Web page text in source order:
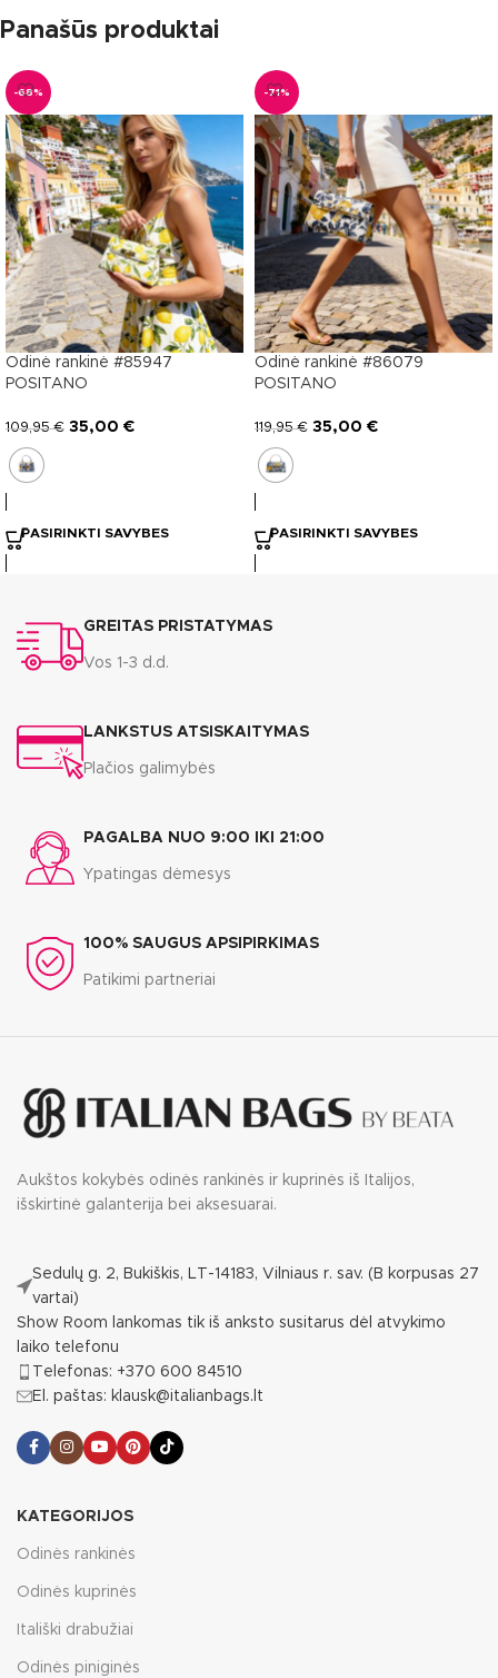
Panašūs produktai
-68%
Odinė rankinė #85947
POSITANO
109,95€ 35,00 €
PASIRINKTI SAVYBES
-71%
Odinė rankinė #86079
POSITANO
119,95€ 35,00 €
PASIRINKTI SAVYBES
GREITAS PRISTATYMAS
Vos 1-3 d.d.
LANKSTUS ATSISKAITYMAS
Plačios galimybės
PAGALBA NUO 9:00 IKI 21:00
Ypatingas dėmesys
100% SAUGUS APSIPIRKIMAS
Patikimi partneriai
Aukštos kokybės odinės rankinės ir kuprinės iš Italijos,
išskirtinė galanterija bei aksesuarai.
Sedulų g. 2, Bukiškis, LT-14183, Vilniaus r. sav. (B korpusas 27
vartai)
Show Room lankomas tik iš anksto susitarus dėl atvykimo
laiko telefonu
Telefonas: +370 600 84510
El. paštas: klausk@italianbags.lt
KATEGORIJOS
Odinės rankinės
Odinės kuprinės
Itališki drabužiai
Odinės piniginės